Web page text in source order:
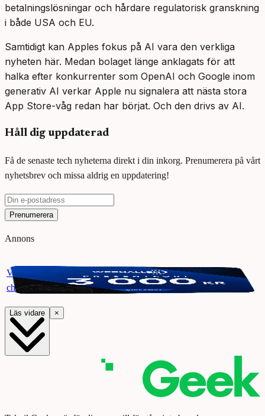
betalningslösningar och hårdare regulatorisk granskning
i både USA och EU.
Samtidigt kan Apples fokus på AI vara den verkliga
nyheten här. Medan bolaget länge anklagats för att
halka efter konkurrenter som OpenAI och Google inom
generativ AI verkar Apple nu signalera att nästa stora
App Store-våg redan har börjat. Och den drivs av AI.
Håll dig uppdaterad
Få de senaste tech nyheterna direkt i din inkorg. Prenumerera på vårt
nyhetsbrev och missa aldrig en uppdatering!
Prenumerera
Annons
Vinn ett presentkort på Webhallen. Delta i vår giveaway för
chansen att vinna 3000 kr.
Läs vidare ×